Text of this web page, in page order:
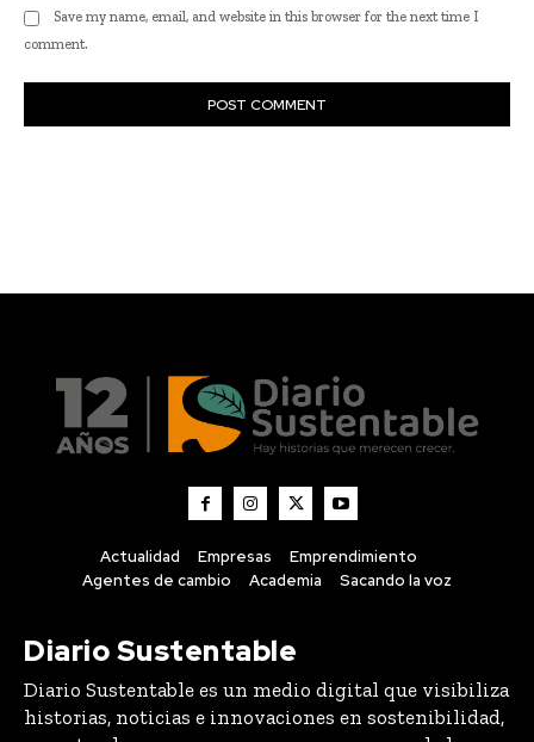
Actualidad Empresas
Emprendimiento
Agentes de cambio
Academia
Diario Sustentable
Diario Sustentable es un medio digital que visibiliza
que están impulsando un impacto positivo.
About us